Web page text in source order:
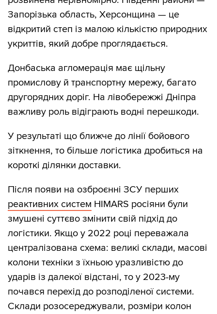
Запорізька область, Херсонщина — це
відкритий степ із малою кількістю природних
укриттів, який добре проглядається.
Донбаська агломерація має щільну
промислову й транспортну мережу, багато
другорядних доріг. На лівобережжі Дніпра
важливу роль відіграють водні перешкоди.
У результаті що ближче до лінії бойового
зіткнення, то більше логістика дробиться на
короткі ділянки доставки.
Після появи на озброєнні ЗСУ перших
реактивних систем HIMARS росіяни були
змушені суттєво змінити свій підхід до
логістики. Якщо у 2022 році переважала
централізована схема: великі склади, масові
колони техніки з їхньою уразливістю до
ударів із далекої відстані, то у 2023-му
почався перехід до розподіленої системи.
Склади розосереджували, розміри колон